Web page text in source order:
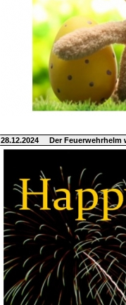
28.12.2024 Der